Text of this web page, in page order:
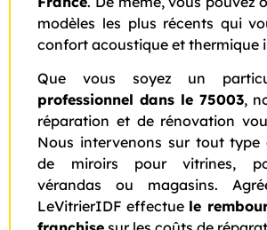
modèles les plus récents qui
confort acoustique et thermique
Que vous soyez un
professionnel dans le 75003,
réparation et de rénovation
Nous intervenons sur tout type
de miroirs pour vitrines,
vérandas ou magasins.
LeVitrierIDF effectue le